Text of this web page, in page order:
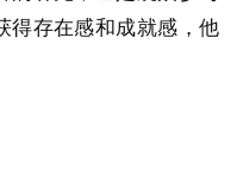
得存在感和成就感，他